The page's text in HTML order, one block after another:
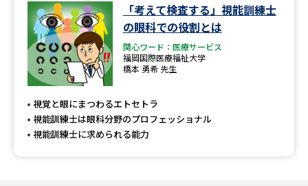
高等学校（情報）教員資格認定
大学研究
大学で学べる内容や特徴を調べる
「考えて検査する」視能訓練士
の眼科での役割とは
関心ワード：医療サービス
福岡国際医療福祉大学
橋本 勇希 先生
視覚と眼にまつわるエトセトラ
視能訓練士は眼科分野のプロフェッショナル
視能訓練士に求められる能力